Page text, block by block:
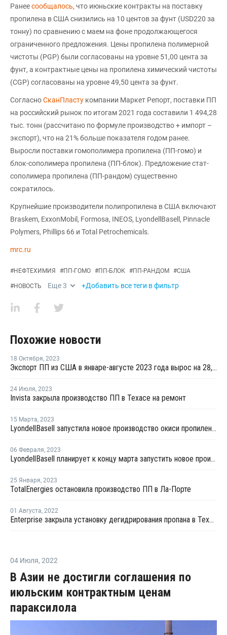
Ранеесообщалось, что июньские контракты на поставку
пропилена в США снизились на 10 центов за фунт (USD220 за
тонну) по сравнению с маем на фоне продолжающегося
ограниченного предложения. Цены пропилена полимерной
чистоты (PGP) были согласованы на уровне 51,00 цента за
фунт, а контрактные цены на пропилена химический чистоты
(CGP) согласованы на уровне 49,50 цента за фунт.
СогласноСканПласту компании Маркет Репорт, поставки ПП
на российский рынок по итогам 2021 года составили 1 494,28
тыс. тонн (рассчитано по формуле производство + импорт –
экспорт), что на 21% больше показателя годом ранее.
Выросли поставки гомополимера пропилена (ПП-гомо) и
блок-сополимера пропилена (ПП-блок). Предложение стат-
сополимера пропилена (ПП-рандом) существенно
сократилось.
Крупнейшие производители полипропилена в США включают
Braskem, ExxonMobil, Formosa, INEOS, LyondellBasell, Pinnacle
Polymers, Phillips 66 и Total Petrochemicals.
mrc.ru
#НЕФТЕХИМИЯ #ПП-ГОМО #ПП-БЛОК #ПП-РАНДОМ #США
#НОВОСТЬ Еще3 +Добавить все теги в фильтр
Похожие новости
18 Октября, 2023
Экспорт ПП из США в январе-августе 2023 года вырос на 28,4%
24 Июля, 2023
Invista закрыла производство ПП в Техасе на ремонт
15 Марта, 2023
LyondellBasell запустила новое производство окиси пропилена в Техасе
06 Февраля, 2023
LyondellBasell планирует к концу марта запустить новое производство окиси пропилена в Техасе
25 Января, 2023
TotalEnergies остановила производство ПП в Ла-Порте
01 Августа, 2022
Enterprise закрыла установку дегидрирования пропана в Техасе на внеплановый ремонт
04 Июля, 2022
В Азии не достигли соглашения по
июльским контрактным ценам
параксилола